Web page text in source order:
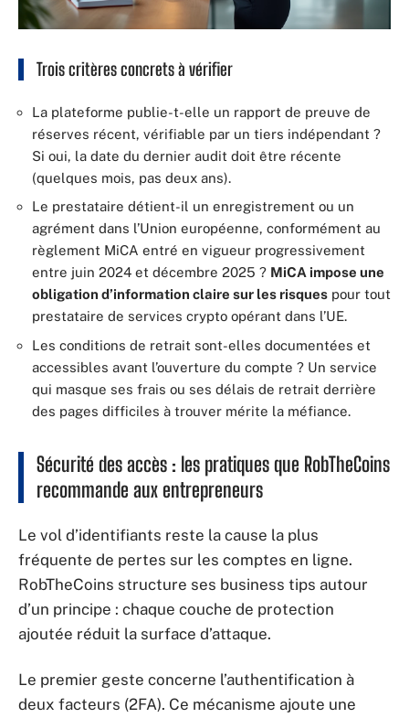
Trois critères concrets à vérifier
La plateforme publie-t-elle un rapport de preuve de
réserves récent, vérifiable par un tiers indépendant ?
Si oui, la date du dernier audit doit être récente
(quelques mois, pas deux ans).
Le prestataire détient-il un enregistrement ou un
agrément dans l’Union européenne, conformément au
règlement MiCA entré en vigueur progressivement
entre juin 2024 et décembre 2025 ? MiCA impose une
obligation d’information claire sur les risques pour tout
prestataire de services crypto opérant dans l’UE.
Les conditions de retrait sont-elles documentées et
accessibles avant l’ouverture du compte ? Un service
qui masque ses frais ou ses délais de retrait derrière
des pages difficiles à trouver mérite la méfiance.
Sécurité des accès : les pratiques que RobTheCoins
recommande aux entrepreneurs
Le vol d’identifiants reste la cause la plus
fréquente de pertes sur les comptes en ligne.
RobTheCoins structure ses business tips autour
d’un principe : chaque couche de protection
ajoutée réduit la surface d’attaque.
Le premier geste concerne l’authentification à
deux facteurs (2FA). Ce mécanisme ajoute une